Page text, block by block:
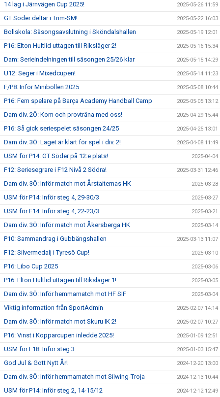
14 lag i Järnvägen Cup 2025! 2025-05-26 11:59
GT Söder deltar i Trim-SM! 2025-05-22 16:03
Bollskola: Säsongsavslutning i Sköndalshallen 2025-05-19 12:01
P16: Elton Hultlid uttagen till Riksläger 2! 2025-05-16 15:34
Dam: Serieindelningen till säsongen 25/26 klar 2025-05-15 14:29
U12: Seger i Mixedcupen! 2025-05-14 11:23
F/P8: Inför Minibollen 2025 2025-05-08 10:44
P16: Fem spelare på Barça Academy Handball Camp 2025-05-05 13:12
Dam div. 2Ö: Kom och provträna med oss! 2025-04-29 15:44
P16: Så gick seriespelet säsongen 24/25 2025-04-25 13:01
Dam div. 3Ö: Laget är klart för spel i div. 2! 2025-04-08 11:49
USM för P14: GT Söder på 12:e plats! 2025-04-04
F12: Seriesegrare i F12 Nivå 2 Södra! 2025-03-31 12:46
Dam div. 3Ö: Inför match mot Årstaiternas HK 2025-03-28
USM för P14: Inför steg 4, 29-30/3 2025-03-27
USM för F14: Inför steg 4, 22-23/3 2025-03-21
Dam div. 3Ö: Inför match mot Åkersberga HK 2025-03-14
P10: Sammandrag i Gubbängshallen 2025-03-13 11:07
F12: Silvermedalj i Tyresö Cup! 2025-03-10
P16: Libo Cup 2025 2025-03-06
P16: Elton Hultlid uttagen till Riksläger 1! 2025-03-05
Dam div. 3Ö: Inför hemmamatch mot HF SIF 2025-03-04
Viktig information från SportAdmin 2025-02-07 14:14
Dam div. 3Ö: Inför match mot Skuru IK 2! 2025-02-07 10:27
P16: Vinst i Kopparcupen inledde 2025! 2025-01-09 12:51
USM för F18: Inför steg 3 2025-01-03 15:47
God Jul & Gott Nytt År! 2024-12-20 13:00
Dam div. 3Ö: Inför hemmamatch mot Silwing-Troja 2024-12-13 10:44
USM för P14: Inför steg 2, 14-15/12 2024-12-12 12:49